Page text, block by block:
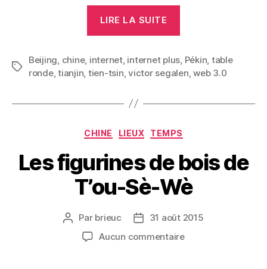
LIRE LA SUITE
Étiquettes
Beijing, chine, internet, internet plus, Pékin, table
ronde,tianjin, tien-tsin,victor segalen,web 3.0
Catégories
CHINE LIEUX TEMPS
Les figurines de bois de
T’ou-Sè-Wè
Auteur
l’article
Par brieuc
Date31 août 2015
Aucun commentairesur